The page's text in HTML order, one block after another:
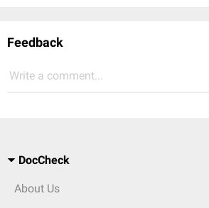
Feedback
Write a comment...
DocCheck
About Us